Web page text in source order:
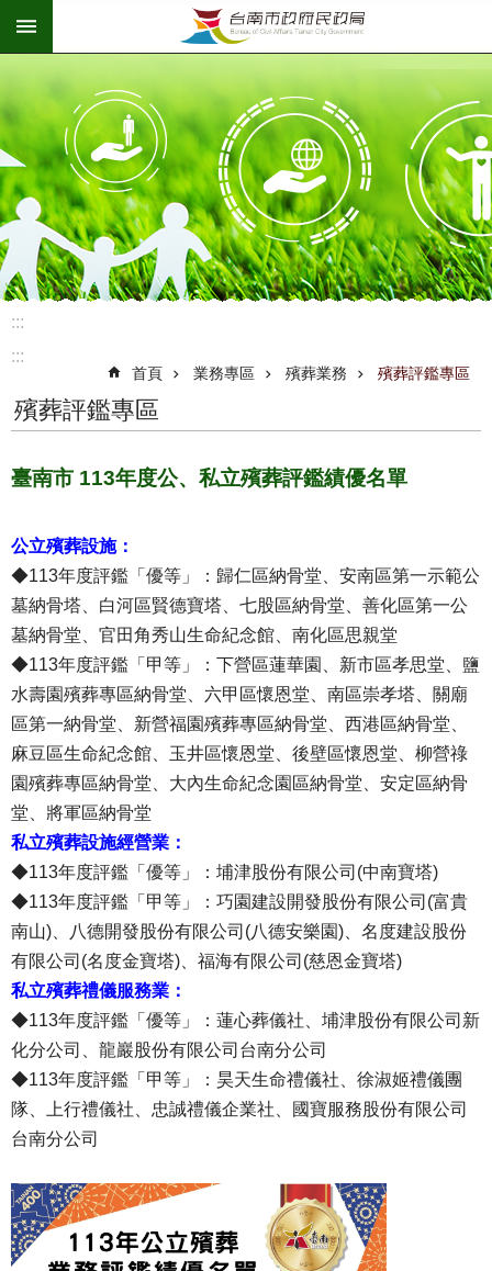
跳到主要內容區塊
:::
:::
首頁 業務專區 殯葬業務 殯葬評鑑專區
殯葬評鑑專區
臺南市 113年度公、私立殯葬評鑑績優名單
公立殯葬設施：
◆113年度評鑑「優等」：歸仁區納骨堂、安南區第一示範公
墓納骨塔、白河區賢德寶塔、七股區納骨堂、善化區第一公
墓納骨堂、官田角秀山生命紀念館、南化區思親堂
◆113年度評鑑「甲等」：下營區蓮華園、新市區孝思堂、鹽
水壽園殯葬專區納骨堂、六甲區懷恩堂、南區崇孝塔、關廟
區第一納骨堂、新營福園殯葬專區納骨堂、西港區納骨堂、
麻豆區生命紀念館、玉井區懷恩堂、後壁區懷恩堂、柳營祿
園殯葬專區納骨堂、大內生命紀念園區納骨堂、安定區納骨
堂、將軍區納骨堂
私立殯葬設施經營業：
◆113年度評鑑「優等」：埔津股份有限公司(中南寶塔)
◆113年度評鑑「甲等」：巧園建設開發股份有限公司(富貴
南山)、八德開發股份有限公司(八德安樂園)、名度建設股份
有限公司(名度金寶塔)、福海有限公司(慈恩金寶塔)
私立殯葬禮儀服務業：
◆113年度評鑑「優等」：蓮心葬儀社、埔津股份有限公司新
化分公司、龍巖股份有限公司台南分公司
◆113年度評鑑「甲等」：昊天生命禮儀社、徐淑姬禮儀團
隊、上行禮儀社、忠誠禮儀企業社、國寶服務股份有限公司
台南分公司